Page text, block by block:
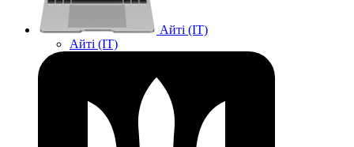
Айті (IT)
Айті (IT)